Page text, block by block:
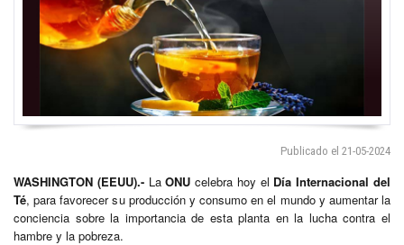
Publicado el 21-05-2024
WASHINGTON (EEUU).- LaONU celebra hoy el Día Internacional del
Té, para favorecer su producción y consumo en el mundo y aumentar la
conciencia sobre la importancia de esta planta en la lucha contra el
hambre y la pobreza.